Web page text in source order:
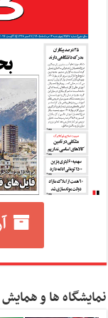
نمایشگاه ها و